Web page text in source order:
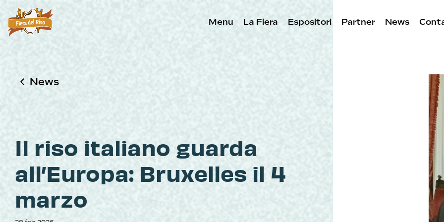
Menu La Fiera Espositori Partner News
News
Il riso italiano guarda
all’Europa: Bruxelles il 4
marzo